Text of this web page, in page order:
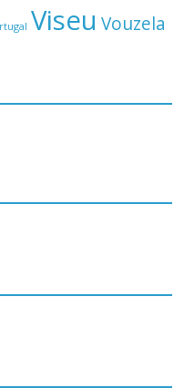
Viseu Vouzela